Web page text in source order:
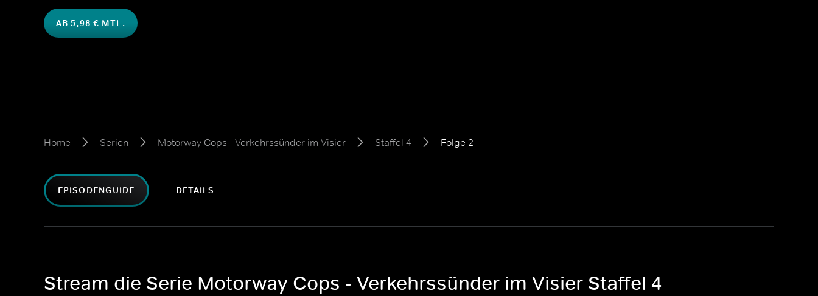
AB 5,98 € MTL.
Home Serien Motorway Cops - Verkehrssünder im Visier Staffel 4 Folge 2
EPISODENGUIDE DETAILS
Stream die Serie Motorway Cops - Verkehrssünder im Visier Staffel 4